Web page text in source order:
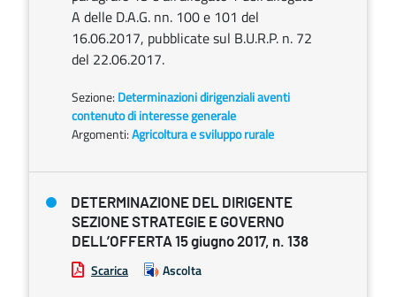
A delle D.A.G. nn. 100 e 101 del
16.06.2017, pubblicate sul B.U.R.P. n. 72
del 22.06.2017.
Sezione: Determinazioni dirigenziali aventi
contenuto di interesse generale
Argomenti:Agricoltura e sviluppo rurale
DETERMINAZIONE DEL DIRIGENTE
SEZIONE STRATEGIE E GOVERNO
DELL’OFFERTA 15 giugno 2017, n. 138
Scarica Ascolta